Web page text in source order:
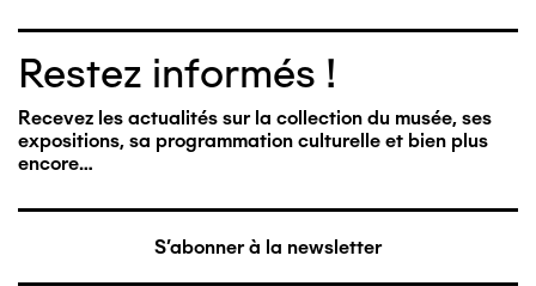
Restez informés !
Recevez les actualités sur la collection du musée, ses
expositions, sa programmation culturelle et bien plus
encore…
S'abonner à la newsletter